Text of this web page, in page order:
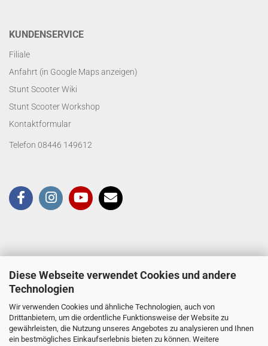
Diese Webseite verwendet Cookies und andere
Technologien
Wir verwenden Cookies und ähnliche Technologien, auch von
Drittanbietern, um die ordentliche Funktionsweise der Website zu
gewährleisten, die Nutzung unseres Angebotes zu analysieren und Ihnen
ein bestmögliches Einkaufserlebnis bieten zu können. Weitere
KUNDENSERVICE
Filiale
Anfahrt (in Google Maps anzeigen)
Stunt Scooter Wiki
Stunt Scooter Workshop
Kontaktformular
Telefon 08446 149612